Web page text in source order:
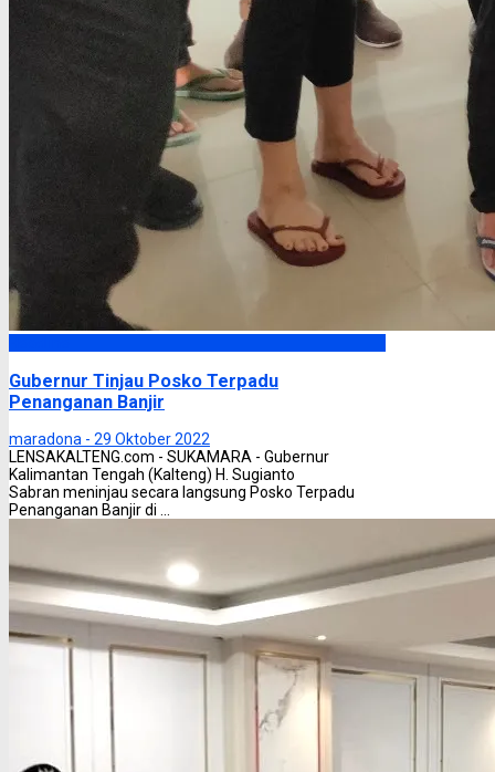
Gubernur Tinjau Posko Terpadu
Penanganan Banjir
maradona - 29 Oktober 2022
LENSAKALTENG.com - SUKAMARA - Gubernur
Kalimantan Tengah (Kalteng) H. Sugianto
Sabran meninjau secara langsung Posko Terpadu
Penanganan Banjir di ...